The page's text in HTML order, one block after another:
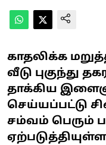
காதலிக்க
வீடு புகுந்து
தாக்கிய
செய்யப்பட்டு
சம்வம் பெரும்